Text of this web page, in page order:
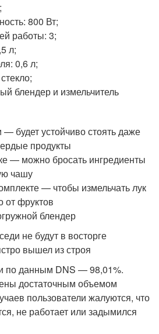
800 Вт;
работы: 3;
л;
0,6 л;
блендер и измельчитель
будет устойчиво стоять даже
продукты
— можно бросать ингредиенты
чашу
— чтобы измельчать лук
от фруктов
блендер
не будут в восторге
вышел из строя
по данным DNS — 98,01%.
достаточным объемом
пользователи жалуются, что
не работает или задымился